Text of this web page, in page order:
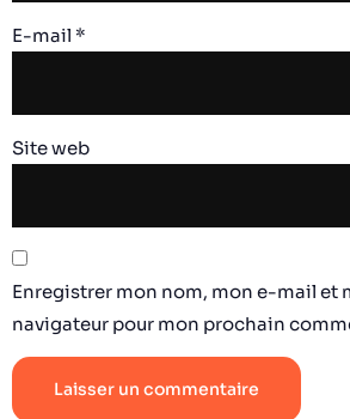
E-mail *
Site web
Enregistrer mon nom, mon e-mail et
navigateur pour mon prochain